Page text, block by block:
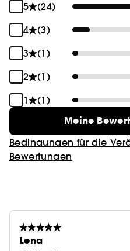
5
(24)
4
(3)
3
(1)
2
(1)
1
(1)
Meine
Bedingungen für die
Bewertungen
Lena